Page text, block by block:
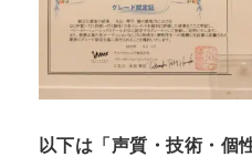
以下は「声質・技術・個